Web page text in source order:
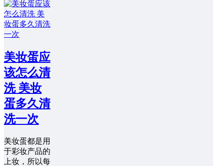
美妆蛋应
该怎么清
洗 美妆
蛋多久清
洗一次
美妆蛋都是用
于彩妆产品的
上妆，所以每